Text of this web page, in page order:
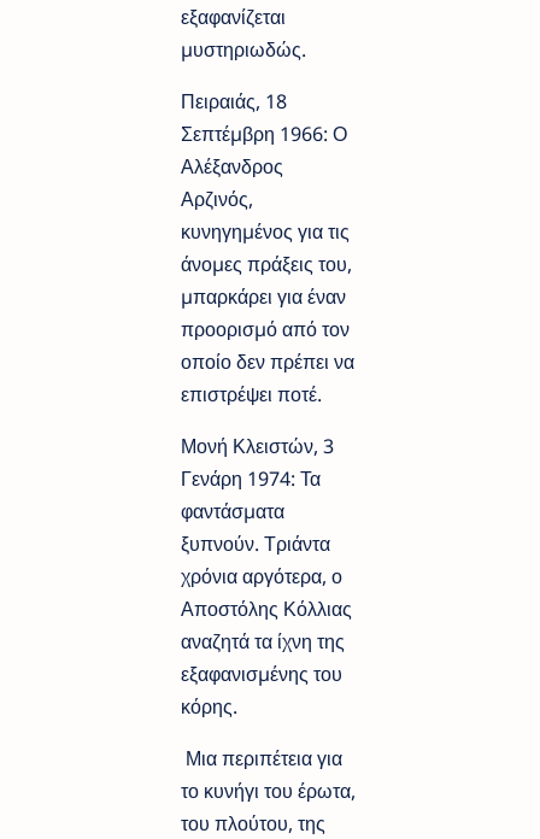
εξαφανίζεται
µυστηριωδώς.
Πειραιάς, 18
Σεπτέµβρη 1966: Ο
Αλέξανδρος
Αρζινός,
κυνηγηµένος για τις
άνοµες πράξεις του,
µπαρκάρει για έναν
προορισµό από τον
οποίο δεν πρέπει να
επιστρέψει ποτέ.
Μονή Κλειστών, 3
Γενάρη 1974: Τα
φαντάσµατα
ξυπνούν. Τριάντα
χρόνια αργότερα, ο
Αποστόλης Κόλλιας
αναζητά τα ίχνη της
εξαφανισµένης του
κόρης.
Μια περιπέτεια για
το κυνήγι του έρωτα,
του πλούτου, της